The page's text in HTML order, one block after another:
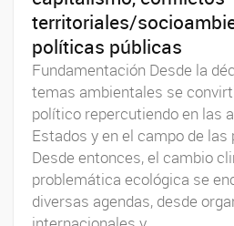
territoriales/
políticas públicas
Fundamentación Desde la
temas ambientales se
político repercutiendo en las
Estados y en el campo de
Desde entonces, el cambio
problemática ecológica se
diversas agendas, desde